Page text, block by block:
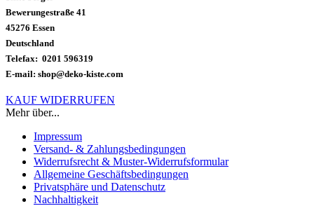
Bewerungestraße 41
45276 Essen
Deutschland
Telefax: 0201 596319
E-mail: shop@deko-kiste.com
KAUF WIDERRUFEN
Mehr über...
Impressum
Versand- & Zahlungsbedingungen
Widerrufsrecht & Muster-Widerrufsformular
Allgemeine Geschäftsbedingungen
Privatsphäre und Datenschutz
Nachhaltigkeit